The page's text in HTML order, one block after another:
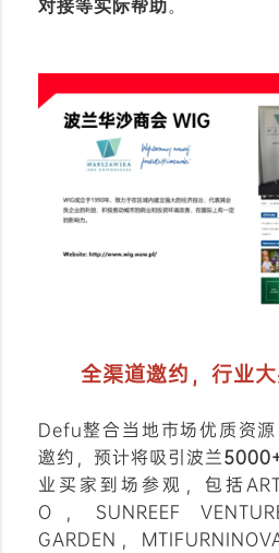
对接等实际帮助。
全渠道邀约，行业
Defu整合当地市场优质资
邀约，预计将吸引波兰
业买家到场参观，包括
O，SUNREEF
GARDEN，